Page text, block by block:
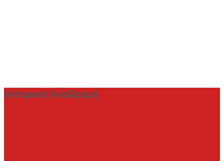
Ιστορική Αναδρομή